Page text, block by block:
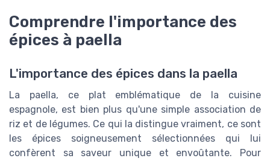
Comprendre l'importance des
épices à paella
L'importance des épices dans la paella
La paella, ce plat emblématique de la cuisine
espagnole, est bien plus qu'une simple association de
riz et de légumes. Ce qui la distingue vraiment, ce sont
les épices soigneusement sélectionnées qui lui
confèrent sa saveur unique et envoûtante. Pour